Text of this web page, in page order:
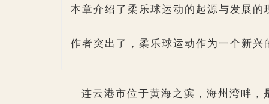
本章介绍了柔乐球运动的起源与发展的
作者突出了，柔乐球运动作为一个新兴
连云港市位于黄海之滨，海州湾畔